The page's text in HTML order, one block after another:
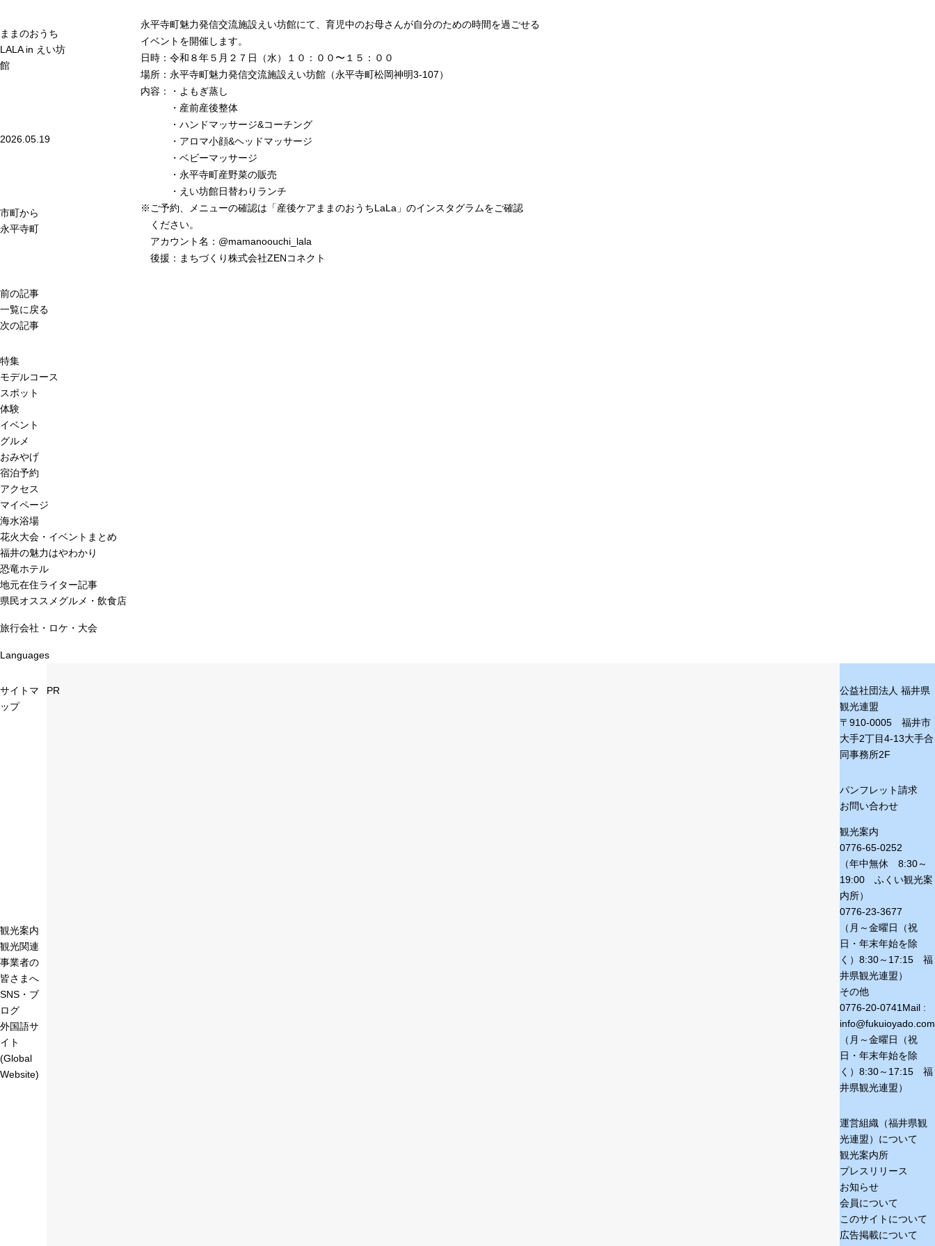
ままのおうち
LALA in えい坊
館
2026.05.19
市町から
永平寺町
永平寺町魅力発信交流施設えい坊館にて、育児中のお母さんが自分のための時間を過ごせる
イベントを開催します。
日時：令和８年５月２７日（水）１０：００〜１５：００
場所：永平寺町魅力発信交流施設えい坊館（永平寺町松岡神明3-107）
内容：・よもぎ蒸し
・産前産後整体
・ハンドマッサージ&コーチング
・アロマ小顔&ヘッドマッサージ
・ベビーマッサージ
・永平寺町産野菜の販売
・えい坊館日替わりランチ
※ご予約、メニューの確認は「産後ケアままのおうちLaLa」のインスタグラムをご確認
ください。
アカウント名：@mamanoouchi_lala
後援：まちづくり株式会社ZENコネクト
前の記事
一覧に戻る
次の記事
特集
モデルコース
スポット
体験
イベント
グルメ
おみやげ
宿泊予約
アクセス
マイページ
海水浴場
花火大会・イベントまとめ
福井の魅力はやわかり
恐竜ホテル
地元在住ライター記事
県民オススメグルメ・飲食店
旅行会社・ロケ・大会
Languages
サイトマ
ップ
観光案内
観光関連
事業者の
皆さまへ
SNS・ブ
ログ
外国語サ
イト
(Global
Website)
PR
公益社団法人 福井県
観光連盟
〒910-0005 福井市
大手2丁目4-13大手合
同事務所2F
パンフレット請求
お問い合わせ
観光案内
0776-65-0252
（年中無休 8:30～
19:00 ふくい観光案
内所）
0776-23-3677
（月～金曜日（祝
日・年末年始を除
く） 8:30～17:15 福
井県観光連盟）
その他
0776-20-0741 Mail :
info@fukuioyado.com
（月～金曜日（祝
日・年末年始を除
く） 8:30～17:15 福
井県観光連盟）
運営組織（福井県観
光連盟）について
観光案内所
プレスリリース
お知らせ
会員について
このサイトについて
広告掲載について